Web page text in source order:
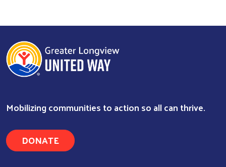
Mobilizing communities to action so all can thrive.
DONATE